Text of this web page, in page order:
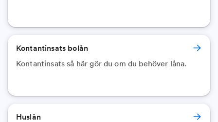
Kontantinsats bolån
Kontantinsats så här gör du om du behöver låna.
Huslån